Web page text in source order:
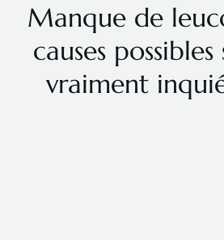
Manque de
causes
vraiment